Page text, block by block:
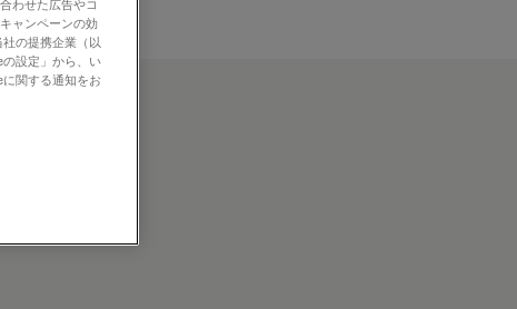
わせた広告やコ
ャンペーンの効
の提携企業（以
設定」から、い
関する通知をお